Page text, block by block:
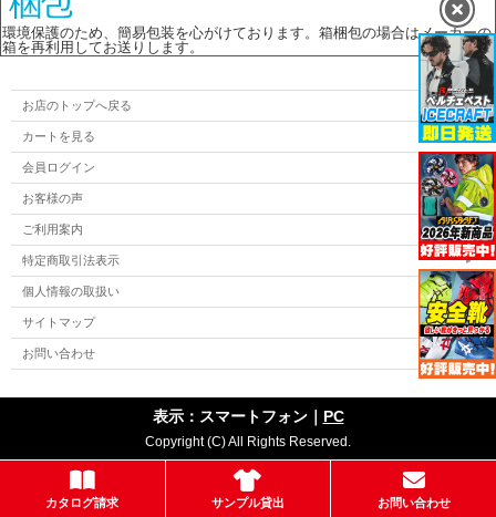
環境保護のため、簡易包装を心がけております。箱梱包の場合はメーカーの
箱を再利用してお送りします。
カタログ請求 サンプル貸出 お問い合わせ
お店のトップへ戻る
カートを見る
会員ログイン
お客様の声
ご利用案内
特定商取引法表示
個人情報の取扱い
サイトマップ
お問い合わせ
表示：スマートフォン｜ PC
Copyright (C) All Rights Reserved.